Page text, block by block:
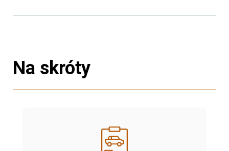
Na skróty